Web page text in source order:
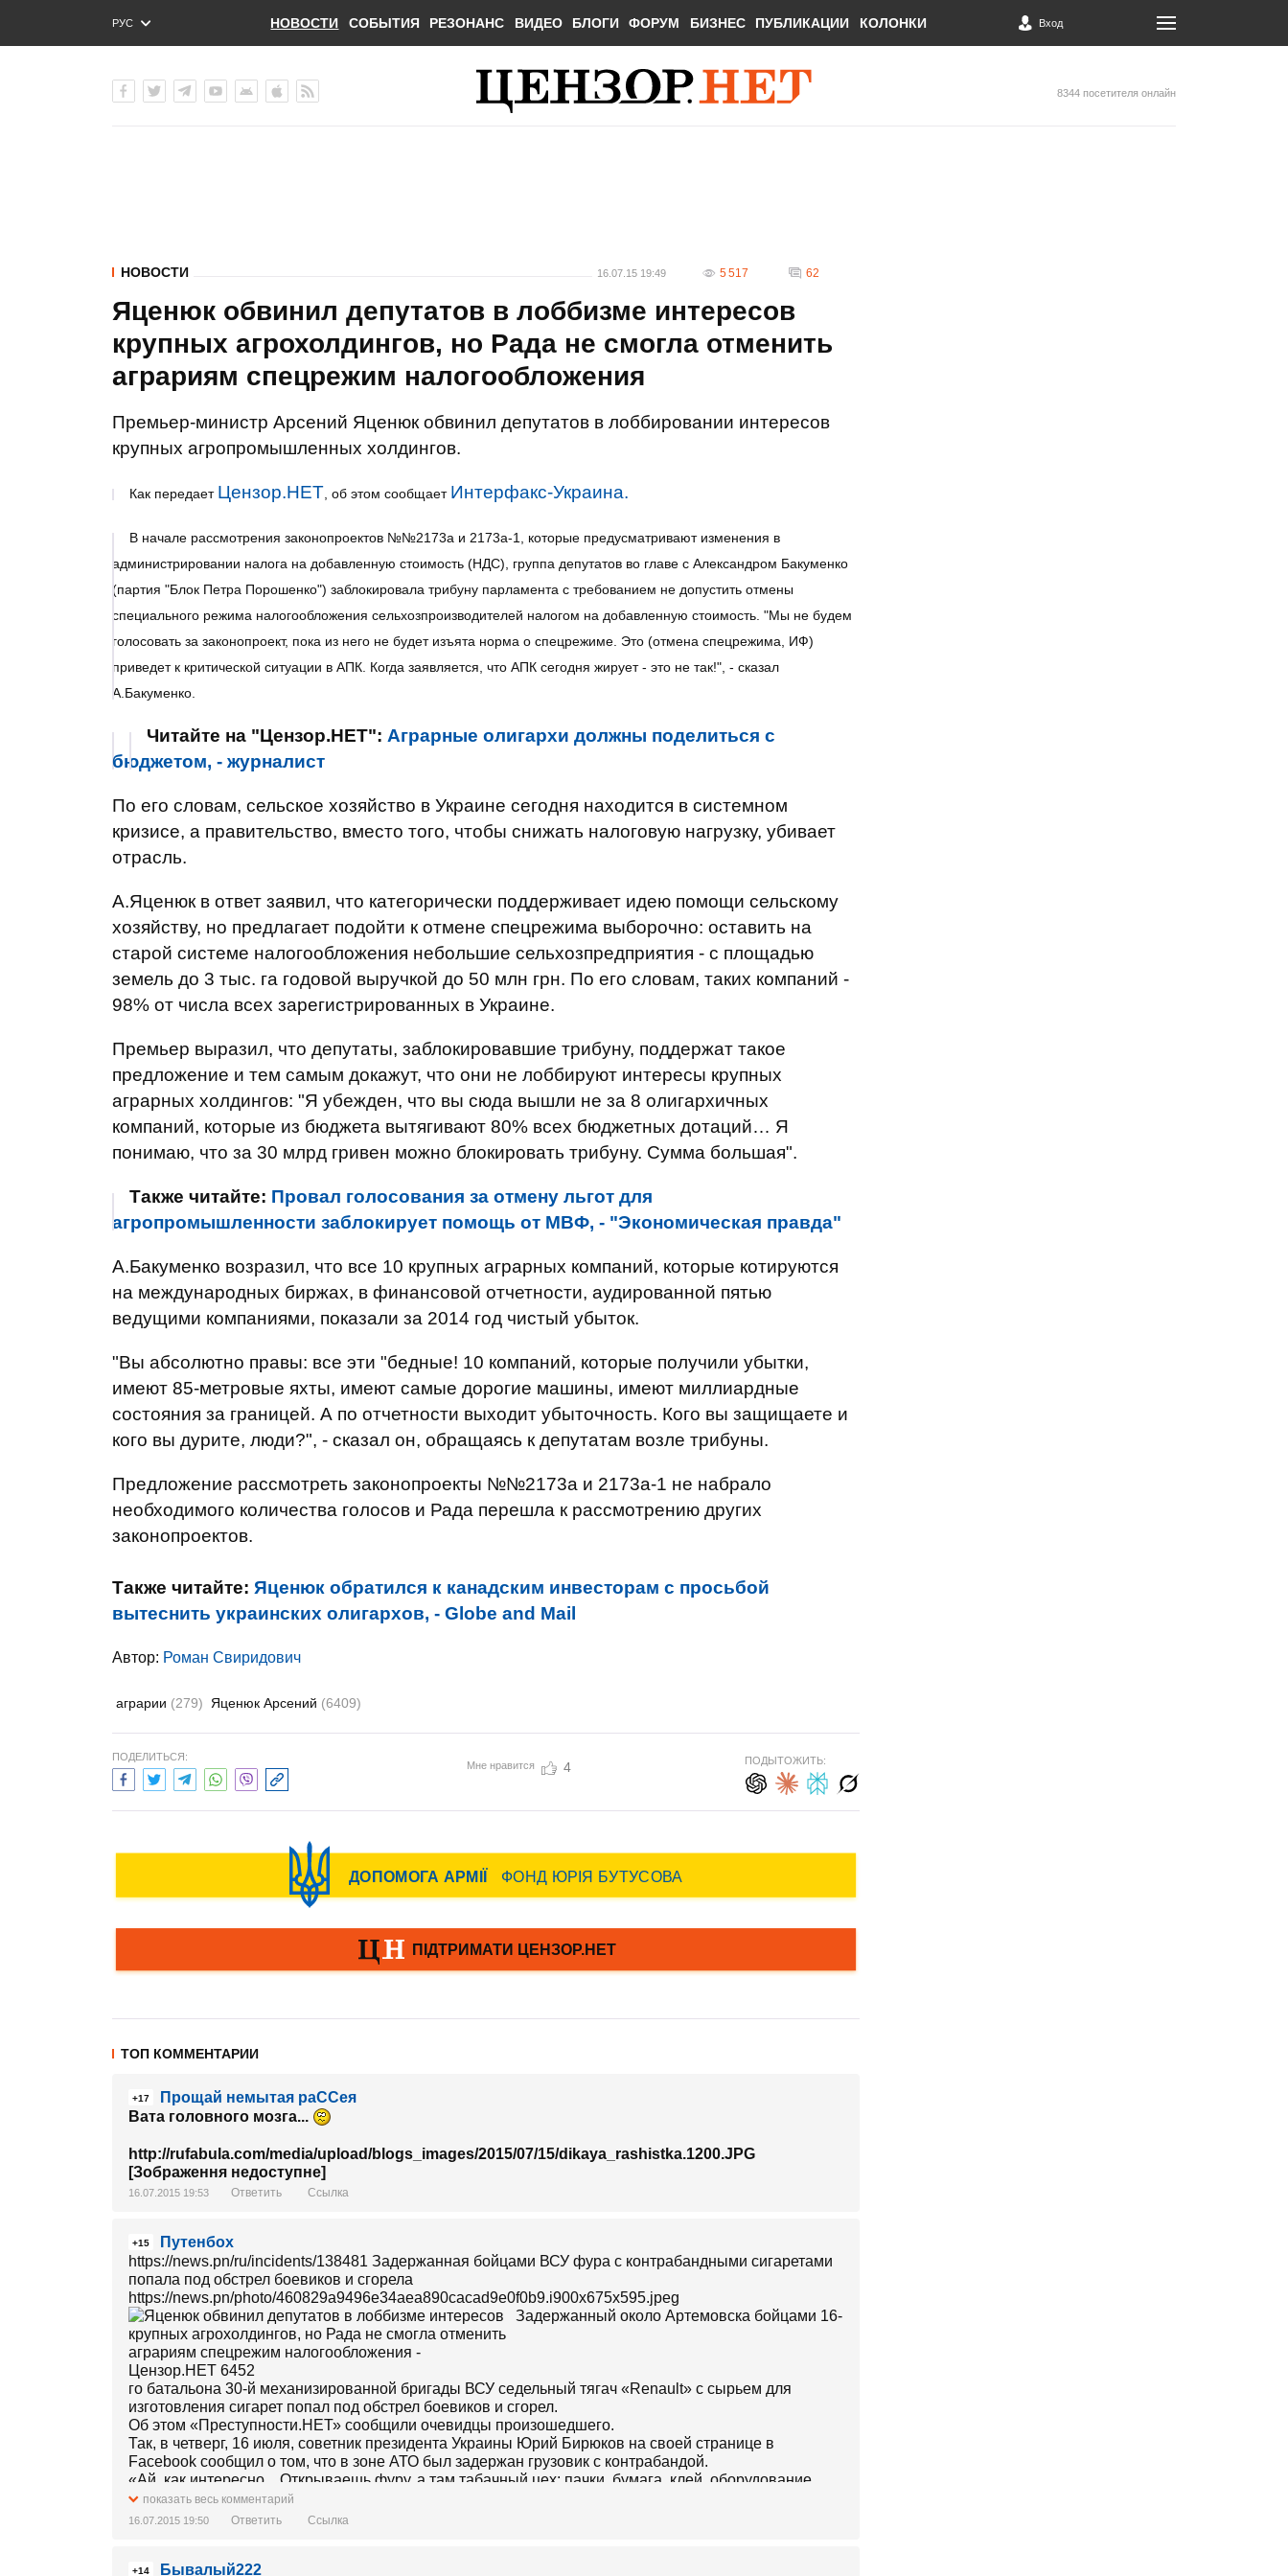
РУС
ENG
НОВОСТИ СОБЫТИЯ РЕЗОНАНС ВИДЕО БЛОГИ ФОРУМ БИЗНЕС ПУБЛИКАЦИИ КОЛОНКИ Вход
8344 посетителя онлайн
НОВОСТИ 16.07.15 19:49 5 517 62
Яценюк обвинил депутатов в лоббизме интересов
крупных агрохолдингов, но Рада не смогла отменить
аграриям спецрежим налогообложения
Премьер-министр Арсений Яценюк обвинил депутатов в лоббировании интересов
крупных агропромышленных холдингов.
Как передает Цензор.НЕТ , об этом сообщает Интерфакс-Украина.
В начале рассмотрения законопроектов №№2173а и 2173а-1, которые предусматривают изменения в
администрировании налога на добавленную стоимость (НДС), группа депутатов во главе с Александром Бакуменко
(партия "Блок Петра Порошенко") заблокировала трибуну парламента с требованием не допустить отмены
специального режима налогообложения сельхозпроизводителей налогом на добавленную стоимость. "Мы не будем
голосовать за законопроект, пока из него не будет изъята норма о спецрежиме. Это (отмена спецрежима, ИФ)
приведет к критической ситуации в АПК. Когда заявляется, что АПК сегодня жирует - это не так!", - сказал
А.Бакуменко.
Читайте на "Цензор.НЕТ": Аграрные олигархи должны поделиться с
бюджетом, - журналист
По его словам, сельское хозяйство в Украине сегодня находится в системном
кризисе, а правительство, вместо того, чтобы снижать налоговую нагрузку, убивает
отрасль.
А.Яценюк в ответ заявил, что категорически поддерживает идею помощи сельскому
хозяйству, но предлагает подойти к отмене спецрежима выборочно: оставить на
старой системе налогообложения небольшие сельхозпредприятия - с площадью
земель до 3 тыс. га годовой выручкой до 50 млн грн. По его словам, таких компаний -
98% от числа всех зарегистрированных в Украине.
Премьер выразил, что депутаты, заблокировавшие трибуну, поддержат такое
предложение и тем самым докажут, что они не лоббируют интересы крупных
аграрных холдингов: "Я убежден, что вы сюда вышли не за 8 олигархичных
компаний, которые из бюджета вытягивают 80% всех бюджетных дотаций… Я
понимаю, что за 30 млрд гривен можно блокировать трибуну. Сумма большая".
Также читайте: Провал голосования за отмену льгот для
агропромышленности заблокирует помощь от МВФ, - "Экономическая правда"
А.Бакуменко возразил, что все 10 крупных аграрных компаний, которые котируются
на международных биржах, в финансовой отчетности, аудированной пятью
ведущими компаниями, показали за 2014 год чистый убыток.
"Вы абсолютно правы: все эти "бедные! 10 компаний, которые получили убытки,
имеют 85-метровые яхты, имеют самые дорогие машины, имеют миллиардные
состояния за границей. А по отчетности выходит убыточность. Кого вы защищаете и
кого вы дурите, люди?", - сказал он, обращаясь к депутатам возле трибуны.
Предложение рассмотреть законопроекты №№2173а и 2173а-1 не набрало
необходимого количества голосов и Рада перешла к рассмотрению других
законопроектов.
Также читайте: Яценюк обратился к канадским инвесторам с просьбой
вытеснить украинских олигархов, - Globe and Mail
Автор: Роман Свиридович
аграрии (279) Яценюк Арсений (6409)
ПОДЕЛИТЬСЯ:
Мне нравится 4 ПОДЫТОЖИТЬ:
ТОП КОММЕНТАРИИ
+17
Прощай немытая раССея
Вата головного мозга...
http://rufabula.com/media/upload/blogs_images/2015/07/15/dikaya_rashistka.1200.JPG
[Зображення недоступне]
16.07.2015 19:53 Ответить Ссылка
+15
Путенбох
https://news.pn/ru/incidents/138481 Задержанная бойцами ВСУ фура с контрабандными сигаретами
попала под обстрел боевиков и сгорела
https://news.pn/photo/460829a9496e34aea890cacad9e0f0b9.i900x675x595.jpeg
Задержанный около Артемовска бойцами 16-
го батальона 30-й механизированной бригады ВСУ седельный тягач «Renault» с сырьем для
изготовления сигарет попал под обстрел боевиков и сгорел.
Об этом «Преступности.НЕТ» сообщили очевидцы произошедшего.
Так, в четверг, 16 июля, советник президента Украины Юрий Бирюков на своей странице в
Facebook сообщил о том, что в зоне АТО был задержан грузовик с контрабандой.
«Ай, как интересно... Открываешь фуру, а там табачный цех: пачки, бумага, клей, оборудование.
Ай... Интересно, горючее?» - написал Бирюков.
https://news.pn/photo/e0eff0b393e2aade7ab641442ce2e1d9.i750x750x580.jpeg
показать весь комментарий
16.07.2015 19:50 Ответить Ссылка
+14
Бывалый222